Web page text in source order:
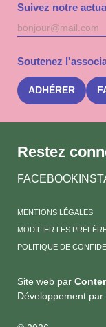
Suivez notre
Adresse
mail
Soutenez
ADHÉRER
Restez
FACEBOOK
MENTIONS LÉGALES
MODIFIER LES
POLITIQUE DE
Site web par
Développement par